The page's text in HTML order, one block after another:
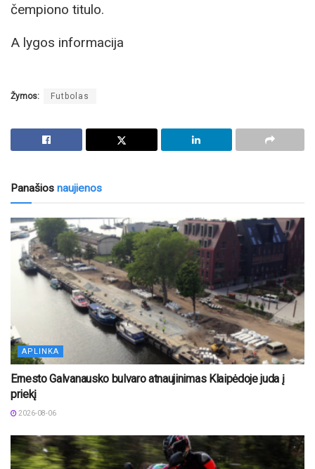
čempiono titulo.
A lygos informacija
Žymos: Futbolas
Panašios naujienos
APLINKA
Ernesto Galvanausko bulvaro atnaujinimas Klaipėdoje juda į
priekį
2026-08-06